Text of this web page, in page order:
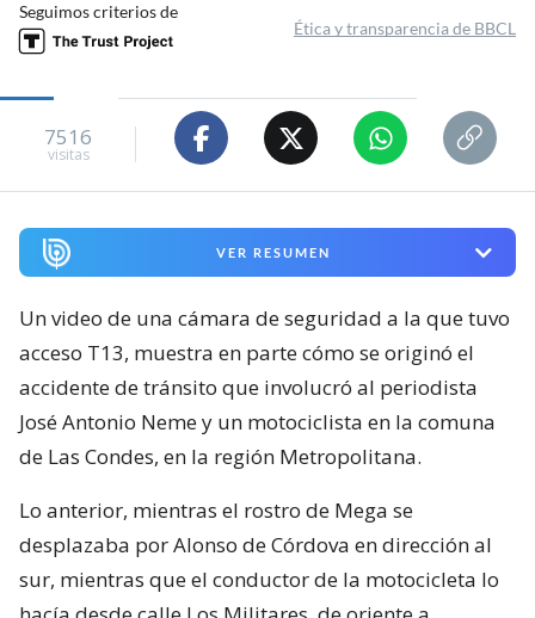
Seguimos criterios de
Ética y transparencia de BBCL
7516
visitas
VER RESUMEN
Un video de una cámara de seguridad a la que tuvo
acceso T13, muestra en parte cómo se originó el
accidente de tránsito que involucró al periodista
José Antonio Neme y un motociclista en la comuna
de Las Condes, en la región Metropolitana.
Lo anterior, mientras el rostro de Mega se
desplazaba por Alonso de Córdova en dirección al
sur, mientras que el conductor de la motocicleta lo